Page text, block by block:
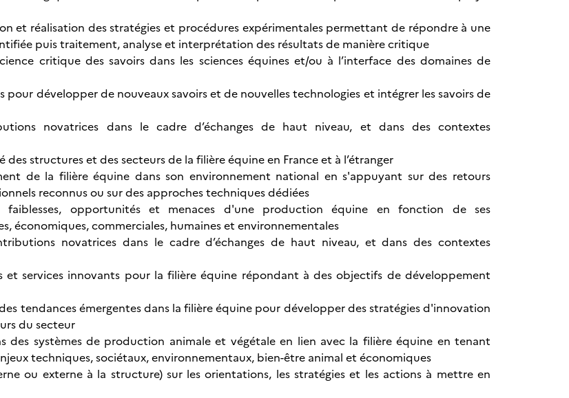
et réalisation des stratégies et procédures expérimentales permettant de répondre à une
puis traitement, analyse et interprétation des résultats de manière critique
critique des savoirs dans les sciences équines et/ou à l’interface des domaines de
pour développer de nouveaux savoirs et de nouvelles technologies et intégrer les savoirs de
novatrices dans le cadre d’échanges de haut niveau, et dans des contextes
des structures et des secteurs de la filière équine en France et à l’étranger
de la filière équine dans son environnement national en s'appuyant sur des retours
reconnus ou sur des approches techniques dédiées
faiblesses, opportunités et menaces d'une production équine en fonction de ses
économiques, commerciales, humaines et environnementales
novatrices dans le cadre d’échanges de haut niveau, et dans des contextes
et services innovants pour la filière équine répondant à des objectifs de développement
tendances émergentes dans la filière équine pour développer des stratégies d'innovation
du secteur
des systèmes de production animale et végétale en lien avec la filière équine en tenant
techniques, sociétaux, environnementaux, bien-être animal et économiques
ou externe à la structure) sur les orientations, les stratégies et les actions à mettre en